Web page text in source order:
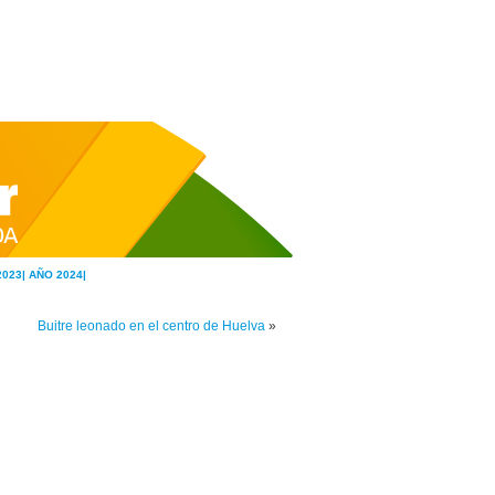
AÑO 2024|
Buitre leonado en el centro de Huelva »